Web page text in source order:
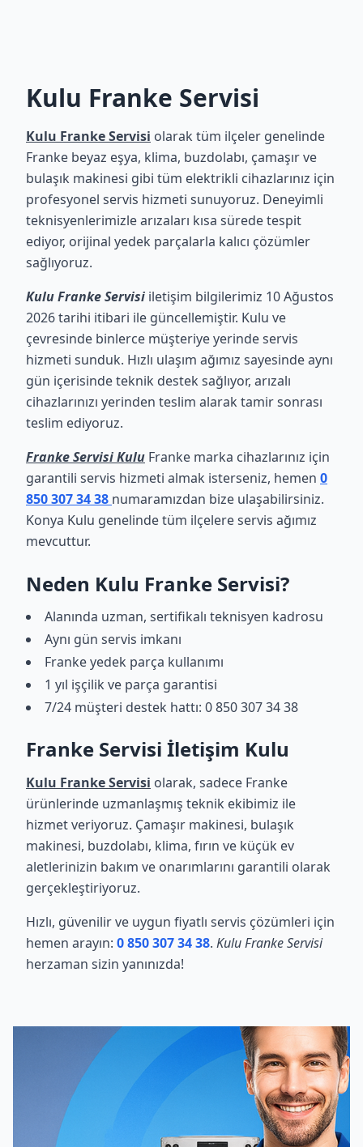
Kulu Franke Servisi
Kulu Franke Servisi olarak tüm ilçeler genelinde
Franke beyaz eşya, klima, buzdolabı, çamaşır ve
bulaşık makinesi gibi tüm elektrikli cihazlarınız için
profesyonel servis hizmeti sunuyoruz. Deneyimli
teknisyenlerimizle arızaları kısa sürede tespit
ediyor, orijinal yedek parçalarla kalıcı çözümler
sağlıyoruz.
Kulu Franke Servisi iletişim bilgilerimiz 10 Ağustos
2026 tarihi itibari ile güncellemiştir. Kulu ve
çevresinde binlerce müşteriye yerinde servis
hizmeti sunduk. Hızlı ulaşım ağımız sayesinde aynı
gün içerisinde teknik destek sağlıyor, arızalı
cihazlarınızı yerinden teslim alarak tamir sonrası
teslim ediyoruz.
Franke Servisi Kulu Franke marka cihazlarınız için
garantili servis hizmeti almak isterseniz, hemen 0
850 307 34 38 numaramızdan bize ulaşabilirsiniz.
Konya Kulu genelinde tüm ilçelere servis ağımız
mevcuttur.
Neden Kulu Franke Servisi?
Alanında uzman, sertifikalı teknisyen kadrosu
Aynı gün servis imkanı
Franke yedek parça kullanımı
1 yıl işçilik ve parça garantisi
7/24 müşteri destek hattı: 0 850 307 34 38
Franke Servisi İletişim Kulu
Kulu Franke Servisi olarak, sadece Franke
ürünlerinde uzmanlaşmış teknik ekibimiz ile
hizmet veriyoruz. Çamaşır makinesi, bulaşık
makinesi, buzdolabı, klima, fırın ve küçük ev
aletlerinizin bakım ve onarımlarını garantili olarak
gerçekleştiriyoruz.
Hızlı, güvenilir ve uygun fiyatlı servis çözümleri için
hemen arayın: 0 850 307 34 38. Kulu Franke Servisi
herzaman sizin yanınızda!